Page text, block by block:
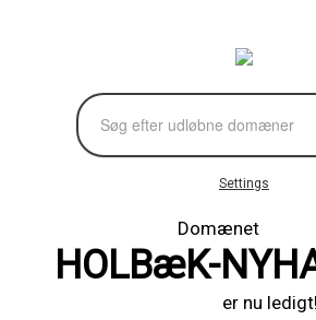
Settings
Domænet
HOLBæK-
er nu ledigt!